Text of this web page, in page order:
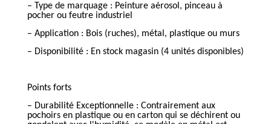
– Type de marquage : Peinture aérosol, pinceau à
pocher ou feutre industriel
– Application : Bois (ruches), métal, plastique ou murs
– Disponibilité : En stock magasin (4 unités disponibles)
Points forts
– Durabilité Exceptionnelle : Contrairement aux
pochoirs en plastique ou en carton qui se déchirent ou